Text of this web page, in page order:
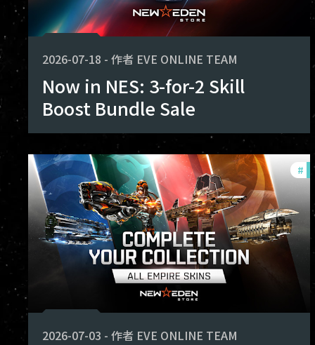
2026-07-18 - 作者 EVE ONLINE TEAM
Now in NES: 3-for-2 Skill
Boost Bundle Sale
#
2026-07-03 - 作者 EVE ONLINE TEAM